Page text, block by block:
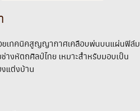
ยเทคนิคสูญญากาศเคลือบพ่นบนแผ่นฟิล์ม
างหัตถศิลป์ไทย เหมาะสำหรับมอบเป็น
แต่งบ้าน